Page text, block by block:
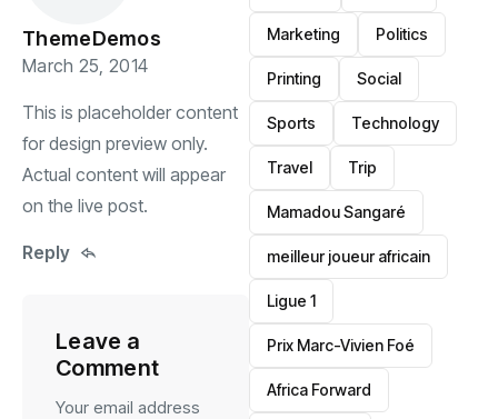
ThemeDemos
March 25, 2014
This is placeholder content
for design preview only.
Actual content will appear
on the live post.
Reply
Leave a
Comment
Your email address
Marketing Politics
Printing Social
Sports Technology
Travel Trip
Mamadou Sangaré
meilleur joueur africain
Ligue 1
Prix Marc-Vivien Foé
‎Africa Forward